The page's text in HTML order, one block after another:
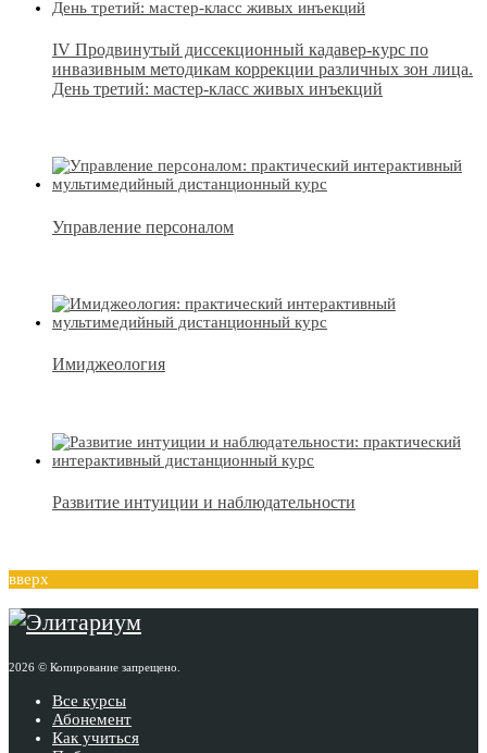
IV Продвинутый диссекционный кадавер-курс по
инвазивным методикам коррекции различных зон лица.
День третий: мастер-класс живых инъекций
Управление персоналом
Имиджеология
Развитие интуиции и наблюдательности
вверх
2026 © Копирование запрещено.
Все курсы
Абонемент
Как учиться